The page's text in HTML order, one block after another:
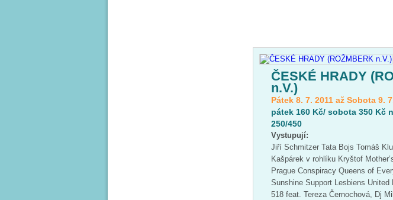
ČESKÉ HRADY
n.V.)
Pátek 8. 7. 2011 až Sobota 9.
pátek 160 Kč/ sobota 350 Kč
250/450
Vystupují:
Jiří Schmitzer Tata Bojs Tomáš
Kašpárek v rohlíku Kryštof
Prague Conspiracy Queens of
Sunshine Support Lesbiens United
518 feat. Tereza Černochová, Dj